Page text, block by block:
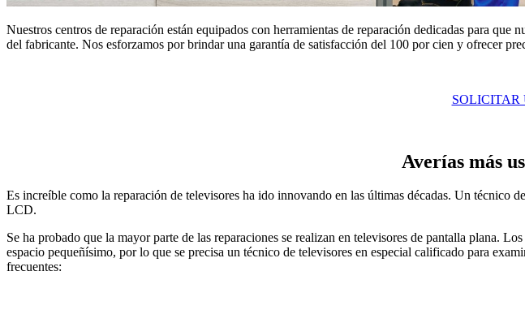
Nuestros centros de reparación están equipados con herramientas de reparación dedicadas para
del fabricante. Nos esforzamos por brindar una garantía de satisfacción del 100 por cien y ofrecer
SOLICITAR
Averías más
Es increíble como la reparación de televisores ha ido innovando en las últimas décadas. Un técnico
LCD.
Se ha probado que la mayor parte de las reparaciones se realizan en televisores de pantalla plana.
espacio pequeñísimo, por lo que se precisa un técnico de televisores en especial calificado para
frecuentes: